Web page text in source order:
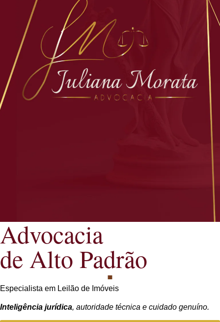
Advocacia
de Alto Padrão
Especialista em Leilão de Imóveis
Inteligência jurídica, autoridade técnica e cuidado genuíno.